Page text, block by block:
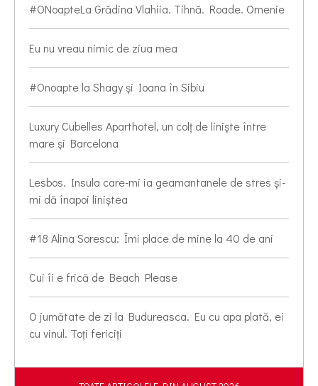
#ONoapteLa Grădina Vlahiia. Tihnă. Roade. Omenie
Eu nu vreau nimic de ziua mea
#Onoapte la Shagy și Ioana în Sibiu
Luxury Cubelles Aparthotel, un colț de liniște între
mare și Barcelona
Lesbos. Insula care-mi ia geamantanele de stres și-
mi dă înapoi liniștea
#18 Alina Sorescu: Îmi place de mine la 40 de ani
Cui îi e frică de Beach Please
O jumătate de zi la Budureasca. Eu cu apa plată, ei
cu vinul. Toți fericiți